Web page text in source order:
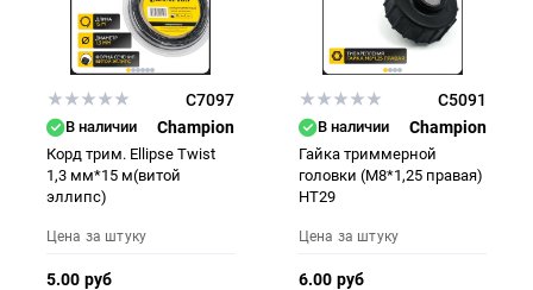
C7097
В наличии Champion
Корд трим. Ellipse Twist
1,3 мм*15 м(витой
эллипс)
Цена за штуку
5.00 руб
C5091
В наличии Champion
Гайка триммерной
головки (М8*1,25 правая)
HT29
Цена за штуку
6.00 руб